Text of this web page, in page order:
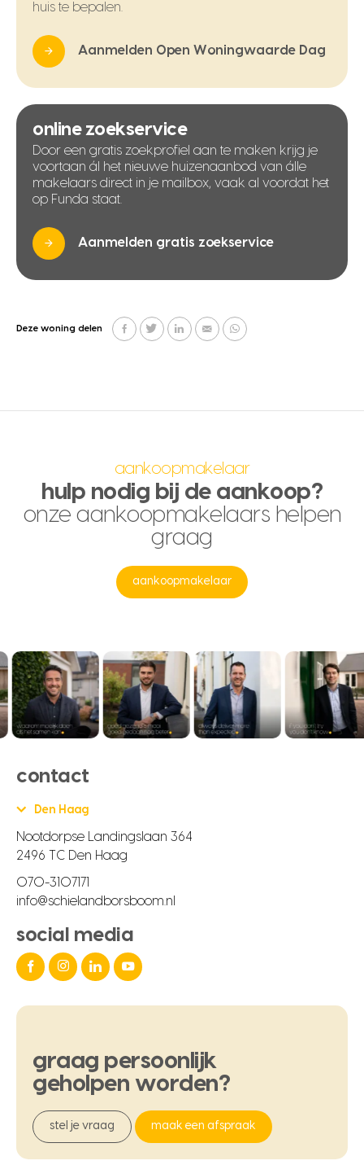
huis te bepalen.
Aanmelden Open Woningwaarde Dag
online zoekservice
Door een gratis zoekprofiel aan te maken krijg je
voortaan ál het nieuwe huizenaanbod van álle
makelaars direct in je mailbox, vaak al voordat het
op Funda staat.
Aanmelden gratis zoekservice
Deze woning delen
aankoopmakelaar
hulp nodig bij de aankoop?
onze aankoopmakelaars helpen
graag
aankoopmakelaar
contact
Den Haag
Nootdorpse Landingslaan 364
2496 TC Den Haag
070-3107171
info@schielandborsboom.nl
social media
graag persoonlijk
geholpen worden?
stel je vraag maak een afspraak